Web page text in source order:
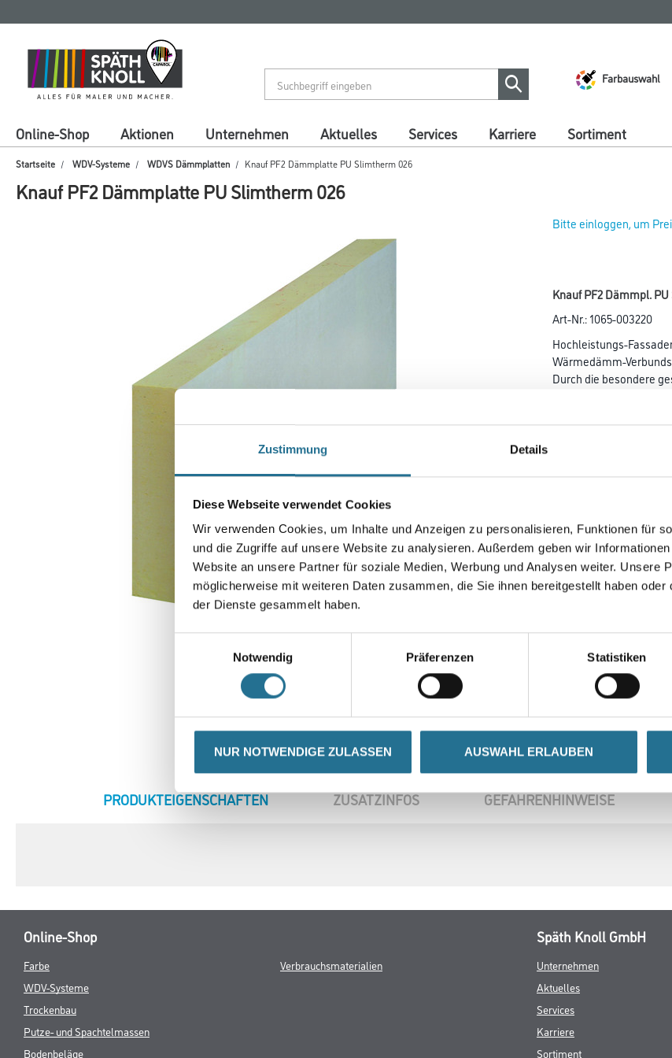
Zustimmung Details
Diese Webseite verwendet Cookies
Wir verwenden Cookies, um Inhalte und Anzeigen zu personalisieren, Funktionen für
und die Zugriffe auf unsere Website zu analysieren. Außerdem geben wir
Website an unsere Partner für soziale Medien, Werbung und Analysen weiter. Unsere
möglicherweise mit weiteren Daten zusammen, die Sie ihnen bereitgestellt haben
der Dienste gesammelt haben.
Notwendig
Präferenzen Statistiken
NUR NOTWENDIGE ZULASSEN AUSWAHL ERLAUBEN
springen
springen
Farbauswahl
Online-Shop Aktionen Unternehmen Aktuelles Services Karriere Sortiment
Startseite WDV-Systeme WDVS Dämmplatten Knauf PF2 Dämmplatte PU Slimtherm 026
Knauf PF2 Dämmplatte PU Slimtherm 026
Bitte einloggen, um
Knauf PF2 Dämmpl.
Art-Nr.:1065-003220
Hochleistungs-
Wärmedämm-
Durch die besondere
Dämmstoffdicken ein
kraftschlüssigem
Gebinde
Umrechnungsfaktoren
CURRENT
PRODUKTEIGENSCHAFTEN ZUSATZINFOS GEFAHRENHINWEISE
Online-Shop
Farbe
WDV-Systeme
Trockenbau
Putze- und Spachtelmassen
Bodenbeläge
Verbrauchsmaterialien
Späth Knoll GmbH
Unternehmen
Aktuelles
Services
Karriere
Sortiment